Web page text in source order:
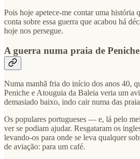
Pois hoje apetece-me contar uma história
conta sobre essa guerra que acabou há
hoje nos persegue.
A guerra numa praia de Peniche
Numa manhã fria do início dos anos 40,
Peniche e Atouguia da Baleia veria um
demasiado baixo, indo cair numa das
Os populares portugueses — e, lá pelo
ver se podiam ajudar. Resgataram os
levando-os para onde se leva qualquer
de aviação: para um café.